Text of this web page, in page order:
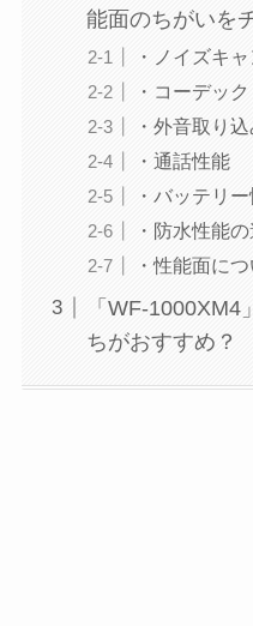
能面のちがいを
・ノイズキ
・コーデッ
・外音取り
・通話性能
・バッテリ
・防水性能
・性能面に
「WF-
ちがおすすめ？